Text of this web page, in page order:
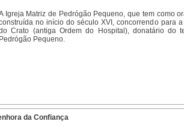
Igreja Matriz de Pedrógão Pequeno, que tem como
no início do século XVI, concorrendo para
Crato (antiga Ordem do Hospital), donatário do
Pedrógão Pequeno.
da Confiança